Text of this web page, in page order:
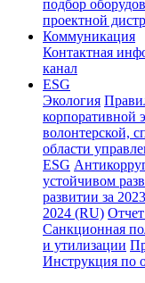
подбор
проектной
Коммуникация
Контактная
канал
ESG
Экология
корпоративной
волонтерской,
области
ESG
устойчивом
развитии за
2024 (RU)
Санкционная
и утилизации
Инструкция по